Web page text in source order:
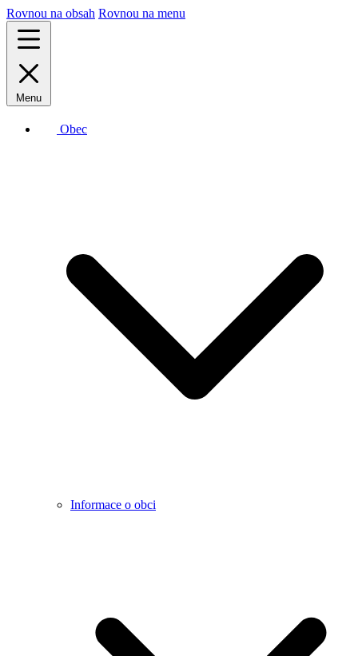
Rovnou na obsah Rovnou na menu
Menu
Obec
Informace o obci